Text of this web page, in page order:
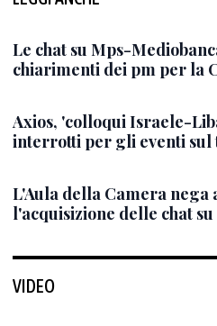
Le chat su Mps-
chiarimenti dei pm per la
Axios, 'colloqui Israele-
interrotti per gli eventi
L'Aula della Camera nega
l'acquisizione delle chat
VIDEO